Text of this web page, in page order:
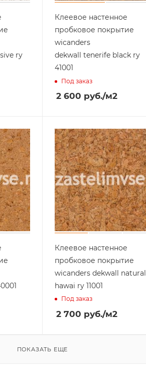
ry
Клеевое настенное
пробковое покрытие
wicanders
dekwall tenerife black ry
41001
Под заказ
2 600 руб./м2
Клеевое настенное
пробковое покрытие
wicanders dekwall natural
hawai ry 11001
Под заказ
2 700 руб./м2
ПОКАЗАТЬ ЕЩЕ